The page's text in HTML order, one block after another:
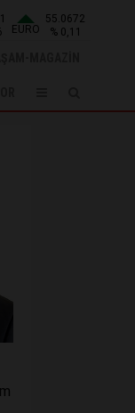
EURO
55.0672
% 0,11